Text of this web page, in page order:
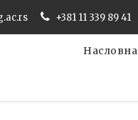
+381 11 339 89 41
Насловна